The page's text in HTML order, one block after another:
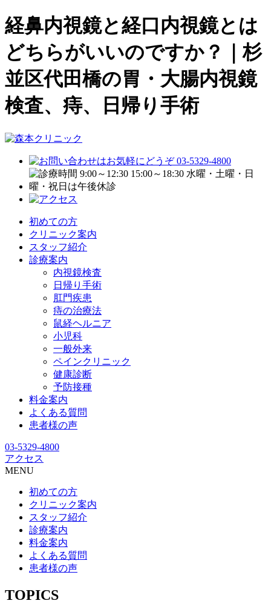
経鼻内視鏡と経口内視鏡とは
どちらがいいのですか？｜杉
並区代田橋の胃・大腸内視鏡
検査、痔、日帰り手術
初めての方
クリニック案内
スタッフ紹介
診療案内
内視鏡検査
日帰り手術
肛門疾患
痔の治療法
鼠経ヘルニア
小児科
一般外来
ペインクリニック
健康診断
予防接種
料金案内
よくある質問
患者様の声
03-5329-4800
アクセス
MENU
初めての方
クリニック案内
スタッフ紹介
診療案内
料金案内
よくある質問
患者様の声
TOPICS